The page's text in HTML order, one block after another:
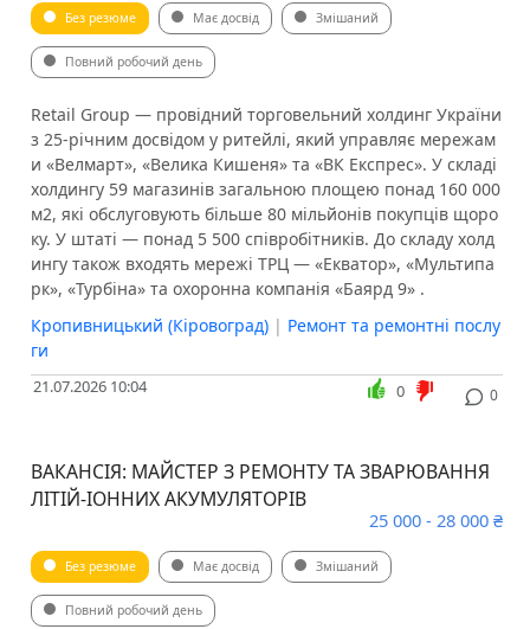
Без резюме Має досвід Змішаний
Повний робочий день
Retail Group — провідний торговельний холдинг України
з 25-річним досвідом у ритейлі, який управляє мережам
и «Велмарт», «Велика Кишеня» та «ВК Експрес». У складі
холдингу 59 магазинів загальною площею понад 160 000
м2, які обслуговують більше 80 мільйонів покупців щоро
ку. У штаті — понад 5 500 співробітників. До складу холд
ингу також входять мережі ТРЦ — «Екватор», «Мультипа
рк», «Турбіна» та охоронна компанія «Баярд 9» .
Кропивницький (Кіровоград) | Ремонт та ремонтні послу
ги
21.07.2026 10:04 0
0
ВАКАНСІЯ: МАЙСТЕР З РЕМОНТУ ТА ЗВАРЮВАННЯ
ЛІТІЙ-ІОННИХ АКУМУЛЯТОРІВ
25 000 - 28 000 ₴
Без резюме Має досвід Змішаний
Повний робочий день